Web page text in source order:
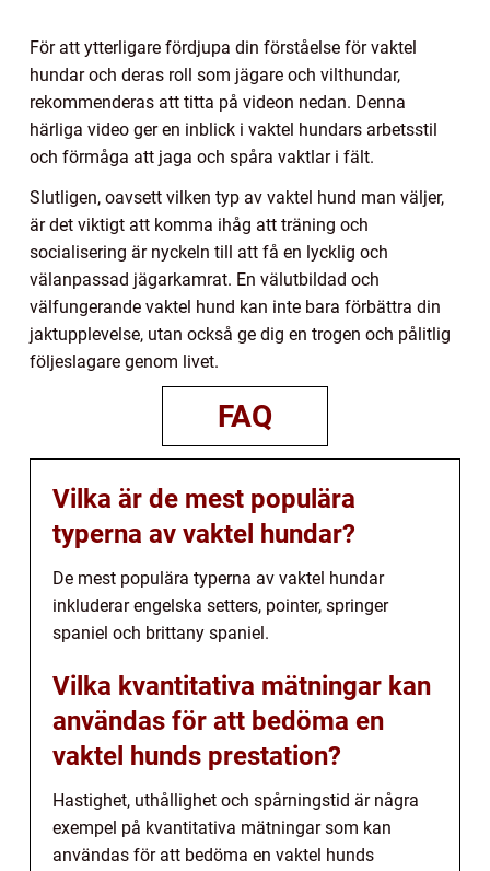
För att ytterligare fördjupa din förståelse för vaktel
hundar och deras roll som jägare och vilthundar,
rekommenderas att titta på videon nedan. Denna
härliga video ger en inblick i vaktel hundars arbetsstil
och förmåga att jaga och spåra vaktlar i fält.
Slutligen, oavsett vilken typ av vaktel hund man väljer,
är det viktigt att komma ihåg att träning och
socialisering är nyckeln till att få en lycklig och
välanpassad jägarkamrat. En välutbildad och
välfungerande vaktel hund kan inte bara förbättra din
jaktupplevelse, utan också ge dig en trogen och pålitlig
följeslagare genom livet.
FAQ
Vilka är de mest populära
typerna av vaktel hundar?
De mest populära typerna av vaktel hundar
inkluderar engelska setters, pointer, springer
spaniel och brittany spaniel.
Vilka kvantitativa mätningar kan
användas för att bedöma en
vaktel hunds prestation?
Hastighet, uthållighet och spårningstid är några
exempel på kvantitativa mätningar som kan
användas för att bedöma en vaktel hunds